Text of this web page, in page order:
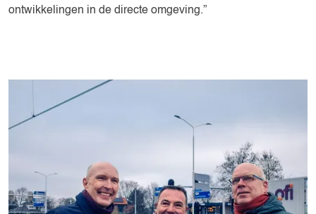
ontwikkelingen in de directe omgeving.”